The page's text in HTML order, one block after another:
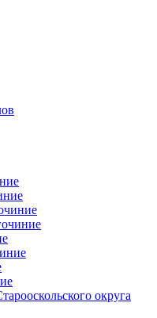
округа